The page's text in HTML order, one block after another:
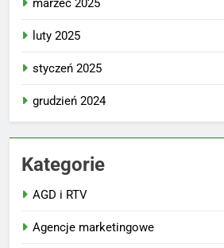
marzec 2025
luty 2025
styczeń 2025
grudzień 2024
Kategorie
AGD i RTV
Agencje marketingowe